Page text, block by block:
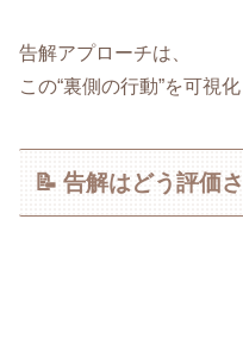
告解アプローチは、
この“裏側の行動”を可視
📝 告解はどう評価